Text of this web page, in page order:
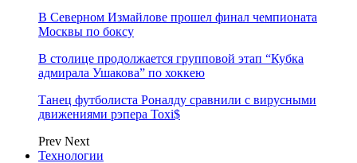
В Северном Измайлове прошел финал чемпионата
Москвы по боксу
В столице продолжается групповой этап “Кубка
адмирала Ушакова” по хоккею
Танец футболиста Роналду сравнили с вирусными
движениями рэпера Toxi$
Prev Next
Технологии